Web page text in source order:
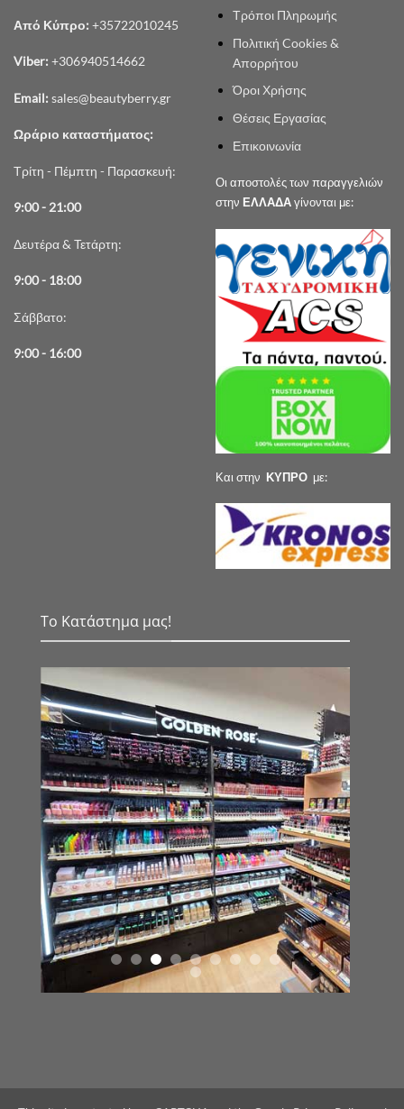
Από Κύπρο: +35722010245
Viber: +306940514662
Email: sales@beautyberry.gr
Ωράριο καταστήματος:
Τρίτη - Πέμπτη - Παρασκευή:
9:00 - 21:00
Δευτέρα & Τετάρτη:
9:00 - 18:00
Σάββατο:
9:00 - 16:00
Τρόποι Πληρωμής
Πολιτική Cookies &
Απορρήτου
Όροι Χρήσης
Θέσεις Εργασίας
Επικοινωνία
Οι αποστολές των παραγγελιών
στην ΕΛΛΑΔΑγίνονται με:
Και στην ΚΥΠΡΟ με:
Το Κατάστημα μας!